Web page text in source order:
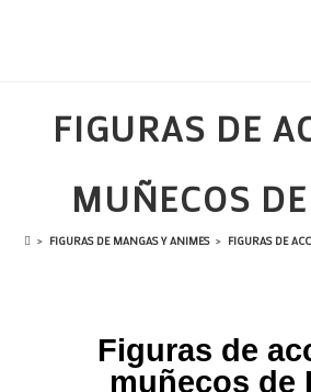
FIGURAS DE
MUÑECOS
> FIGURAS DE MANGAS Y ANIMES > FIGURAS DE
Figuras de
muñecos de